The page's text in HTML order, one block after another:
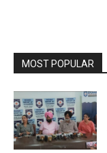
MOST POPULAR